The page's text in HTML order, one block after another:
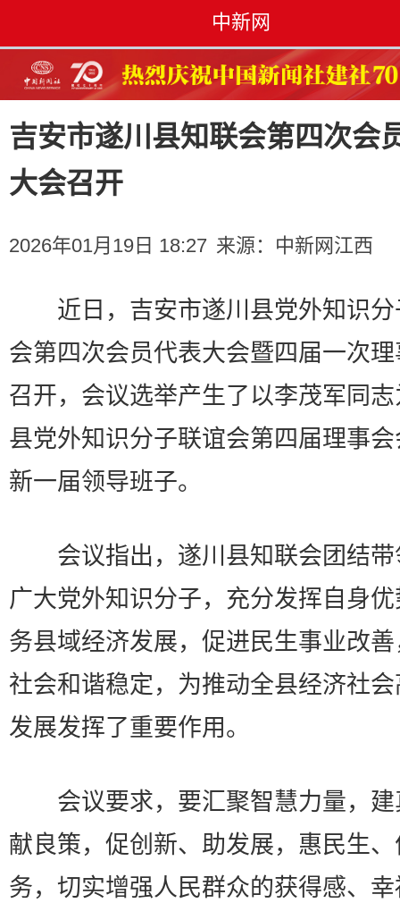
中新网
吉安市遂川县知联会第四次会
大会召开
2026年01月19日 18:27 来源： 中新网江西
近日，吉安市遂川县党外知识分
会第四次会员代表大会暨四届一次
召开，会议选举产生了以李茂军同
县党外知识分子联谊会第四届理事
新一届领导班子。
会议指出，遂川县知联会团结带
广大党外知识分子，充分发挥自身
务县域经济发展，促进民生事业改
社会和谐稳定，为推动全县经济社
发展发挥了重要作用。
会议要求，要汇聚智慧力量，建
献良策，促创新、助发展，惠民生
务，切实增强人民群众的获得感、